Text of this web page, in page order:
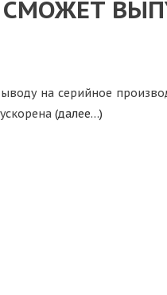
на серийное
(далее…)